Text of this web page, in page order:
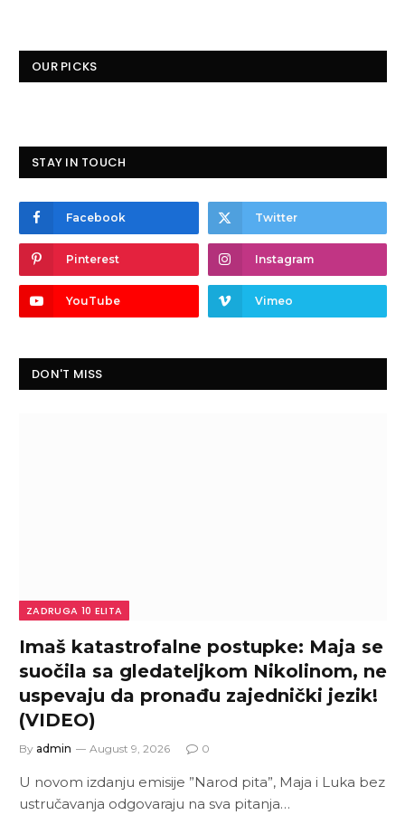
OUR PICKS
STAY IN TOUCH
Facebook Twitter
Pinterest Instagram
YouTube Vimeo
DON'T MISS
ZADRUGA 10 ELITA
Imaš katastrofalne postupke: Maja se
suočila sa gledateljkom Nikolinom, ne
uspevaju da pronađu zajednički jezik!
(VIDEO)
By admin August 9, 2026 0
U novom izdanju emisije ”Narod pita”, Maja i Luka bez
ustručavanja odgovaraju na sva pitanja…